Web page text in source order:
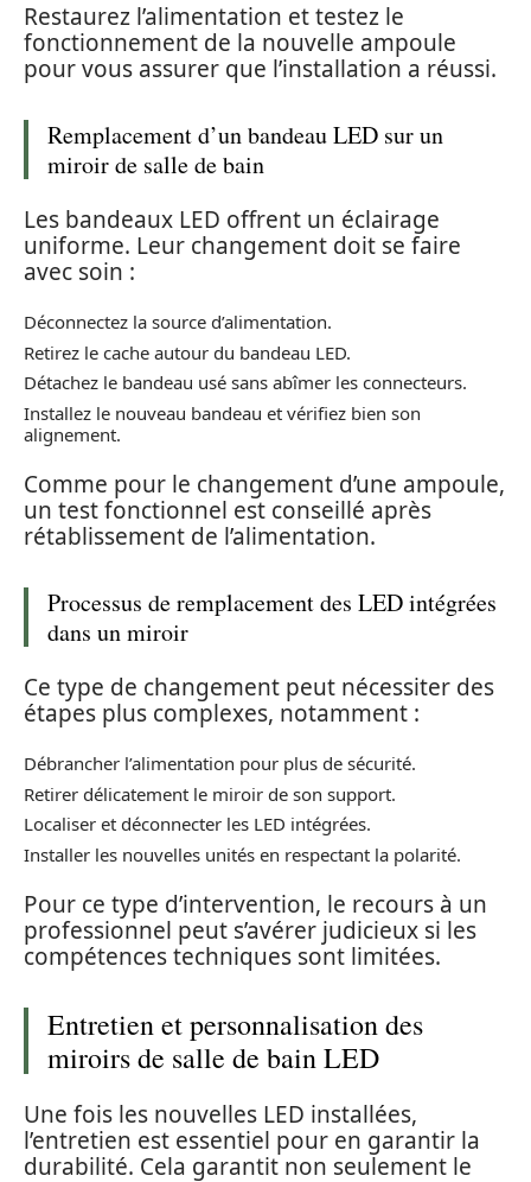
Restaurez l’alimentation et testez le
fonctionnement de la nouvelle ampoule
pour vous assurer que l’installation a réussi.
Remplacement d’un bandeau LED sur un
miroir de salle de bain
Les bandeaux LED offrent un éclairage
uniforme. Leur changement doit se faire
avec soin :
Déconnectez la source d’alimentation.
Retirez le cache autour du bandeau LED.
Détachez le bandeau usé sans abîmer les connecteurs.
Installez le nouveau bandeau et vérifiez bien son
alignement.
Comme pour le changement d’une ampoule,
un test fonctionnel est conseillé après
rétablissement de l’alimentation.
Processus de remplacement des LED intégrées
dans un miroir
Ce type de changement peut nécessiter des
étapes plus complexes, notamment :
Débrancher l’alimentation pour plus de sécurité.
Retirer délicatement le miroir de son support.
Localiser et déconnecter les LED intégrées.
Installer les nouvelles unités en respectant la polarité.
Pour ce type d’intervention, le recours à un
professionnel peut s’avérer judicieux si les
compétences techniques sont limitées.
Entretien et personnalisation des
miroirs de salle de bain LED
Une fois les nouvelles LED installées,
l’entretien est essentiel pour en garantir la
durabilité. Cela garantit non seulement le